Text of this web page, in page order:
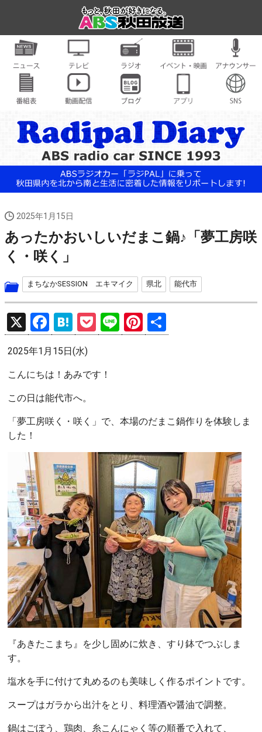
2025年1月15日
あったかおいしいだまこ鍋♪「夢工房咲
く・咲く」
まちなかSESSION エキマイク 県北 能代市
X
F
a
ce
b
o
o
H
at
e
n
a
P
o
et
Li
n
Pi
nt 有
2025年1月15日(水)
こんにちは！あみです！
この日は能代市へ。
「夢工房咲く・咲く」で、本場のだまこ鍋作りを体験しま
した！
『あきたこまち』を少し固めに炊き、すり鉢でつぶしま
す。
塩水を手に付けて丸めるのも美味しく作るポイントです。
スープはガラから出汁をとり、料理酒や醤油で調整。
鍋はごぼう、鶏肉、糸こんにゃく等の順番で入れて、